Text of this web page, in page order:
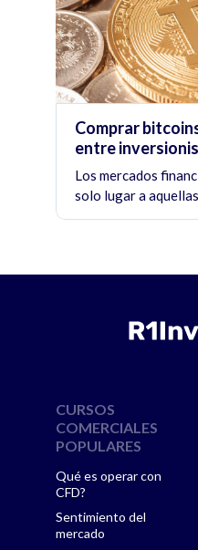
Comprar
entre
Los mercados
solo lugar a
CURSOS
COMERCIALES
POPULARES
Qué es operar con
CFD?
Sentimiento del
mercado